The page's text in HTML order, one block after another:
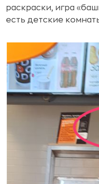
раскраски, игра
есть детские